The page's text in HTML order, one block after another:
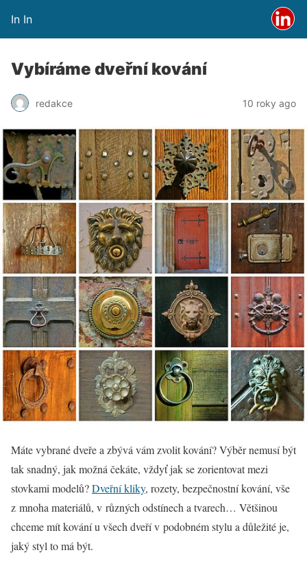
In In
Vybíráme dveřní kování
redakce 10 roky ago
Máte vybrané dveře a zbývá vám zvolit kování? Výběr nemusí být
tak snadný, jak možná čekáte, vždyť jak se zorientovat mezi
stovkami modelů?Dveřní kliky, rozety, bezpečnostní kování, vše
z mnoha materiálů, v různých odstínech a tvarech… Většinou
chceme mít kování u všech dveří v podobném stylu a důležité je,
jaký styl to má být.